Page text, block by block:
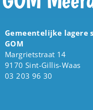
Gemeentelijke lagere
GOM
Margrietstraat 14
9170 Sint-Gillis-Waas
03 203 96 30